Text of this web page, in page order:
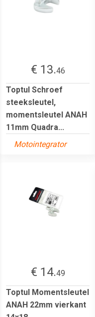
€ 13.46
Toptul Schroef
steeksleutel,
momentsleutel ANAH
11mm Quadra...
Motointegrator
€ 14.49
Toptul Momentsleutel
ANAH 22mm vierkant